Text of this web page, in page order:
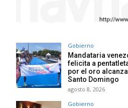
Gobierno
Mandataria
felicita a
por el oro
Santo Domingo
agosto 8, 2026
Gobierno